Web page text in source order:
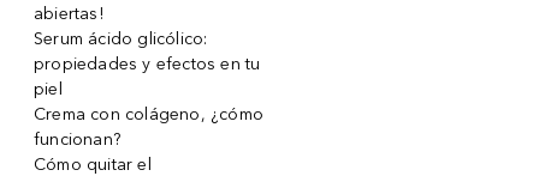
abiertas!
Serum ácido glicólico:
propiedades y efectos en tu
piel
Crema con colágeno, ¿cómo
funcionan?
Cómo quitar el